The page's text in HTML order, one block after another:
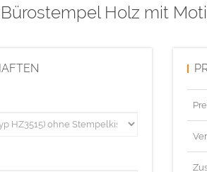
Holz mit